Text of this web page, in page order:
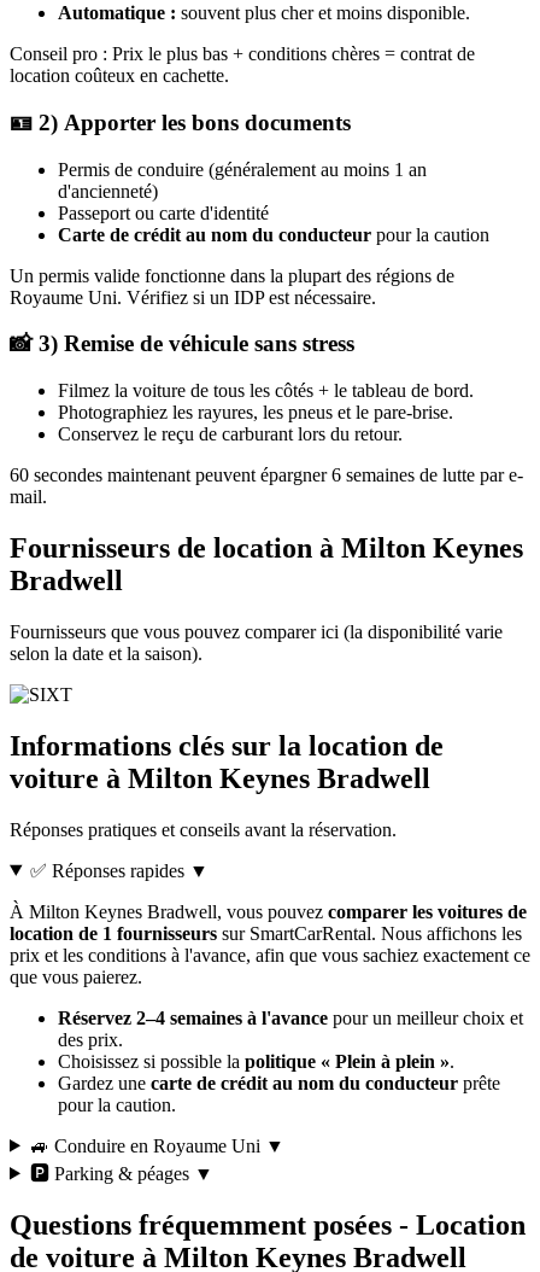
Automatique : souvent plus cher et moins disponible.
Conseil pro : Prix le plus bas + conditions chères = contrat de
location coûteux en cachette.
🪪 2) Apporter les bons documents
Permis de conduire (généralement au moins 1 an
d'ancienneté)
Passeport ou carte d'identité
Carte de crédit au nom du conducteur pour la caution
Un permis valide fonctionne dans la plupart des régions de
Royaume Uni. Vérifiez si un IDP est nécessaire.
📸 3) Remise de véhicule sans stress
Filmez la voiture de tous les côtés + le tableau de bord.
Photographiez les rayures, les pneus et le pare-brise.
Conservez le reçu de carburant lors du retour.
60 secondes maintenant peuvent épargner 6 semaines de lutte par e-
mail.
Fournisseurs de location à Milton Keynes
Bradwell
Fournisseurs que vous pouvez comparer ici (la disponibilité varie
selon la date et la saison).
Informations clés sur la location de
voiture à Milton Keynes Bradwell
Réponses pratiques et conseils avant la réservation.
✅ Réponses rapides ▼
À Milton Keynes Bradwell, vous pouvez comparer les voitures de
location de 1 fournisseurs sur SmartCarRental. Nous affichons les
prix et les conditions à l'avance, afin que vous sachiez exactement ce
que vous paierez.
Réservez 2–4 semaines à l'avance pour un meilleur choix et
des prix.
Choisissez si possible la politique « Plein à plein ».
Gardez une carte de crédit au nom du conducteur prête
pour la caution.
🚙 Conduire en Royaume Uni ▼
🅿️ Parking & péages ▼
Questions fréquemment posées - Location
de voiture à Milton Keynes Bradwell